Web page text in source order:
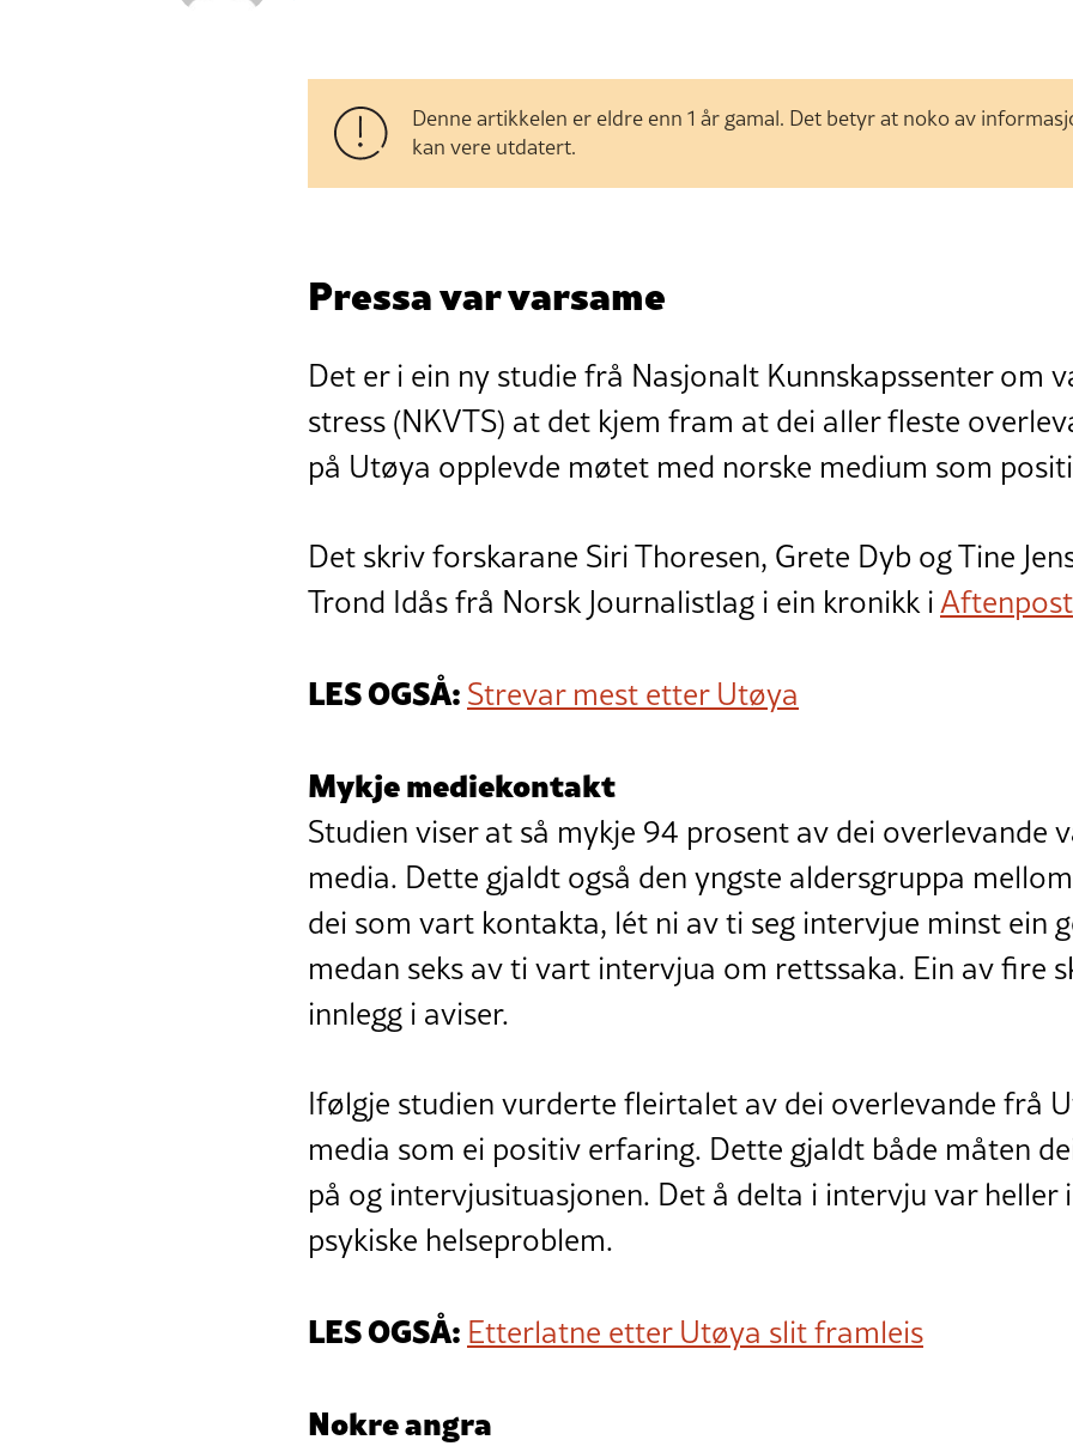
Denne artikkelen er eldre enn 1 år gamal. Det betyr at noko av
kan vere utdatert.
Pressa var varsame
Det er i ein ny studie frå Nasjonalt Kunnskapssenter om
stress (NKVTS) at det kjem fram at dei aller fleste
på Utøya opplevde møtet med norske medium som
Det skriv forskarane Siri Thoresen, Grete Dyb og Tine
Trond Idås frå Norsk Journalistlag i ein kronikk i
LES OGSÅ:Strevar mest etter Utøya
Mykje mediekontakt
Studien viser at så mykje 94 prosent av dei overlevande
media. Dette gjaldt også den yngste aldersgruppa
dei som vart kontakta, lét ni av ti seg intervjue minst ein
medan seks av ti vart intervjua om rettssaka. Ein av fire
innlegg i aviser.
Ifølgje studien vurderte fleirtalet av dei overlevande frå
media som ei positiv erfaring. Dette gjaldt både måten
på og intervjusituasjonen. Det å delta i intervju var heller
psykiske helseproblem.
LES OGSÅ: Etterlatne etter Utøya slit framleis
Nokre angra